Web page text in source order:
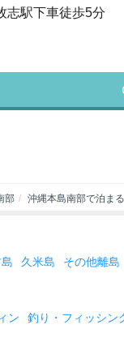
志駅下車徒歩5分
部 沖縄本島南部で泊まる
久米島 その他離島
ン 釣り・フィッシン